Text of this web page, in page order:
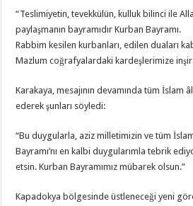
“Teslimiyetin, tevekkülün, kulluk bilinci ile
paylaşmanın bayramıdır Kurban Bayramı.
Rabbim kesilen kurbanları, edilen duaları
Mazlum coğrafyalardaki kardeşlerimize
Karakaya, mesajının devamında tüm İslam
ederek şunları söyledi:
“Bu duygularla, aziz milletimizin ve tüm
Bayramı’nı en kalbi duygularımla tebrik
etsin. Kurban Bayramımız mübarek olsun.”
Kapadokya bölgesinde üstleneceği yeni